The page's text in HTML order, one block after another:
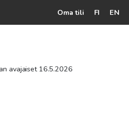
Oma tili FI EN
avajaiset 16.5.2026